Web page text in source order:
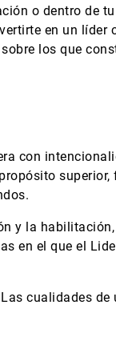
o dentro de
en un líder
los que
con
y la
en el que el
cualidades